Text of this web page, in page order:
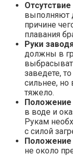
выполняют
причине
плавания
Руки
должны в
заведете,
сильнее, но
тяжело.
Положение
в воде и
Рукам
с силой
Положение
не около